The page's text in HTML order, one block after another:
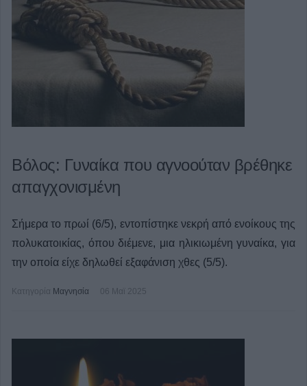
Βόλος: Γυναίκα που αγνοούταν βρέθηκε
απαγχoνισμένη
Σήμερα το πρωί (6/5), εντοπίστηκε νεκρή από ενοίκους της
πολυκατοικίας, όπου διέμενε, μια ηλικιωμένη γυναίκα, για
την οποία είχε δηλωθεί εξαφάνιση χθες (5/5).
Κατηγορία Μαγνησία 06 Μαϊ 2025